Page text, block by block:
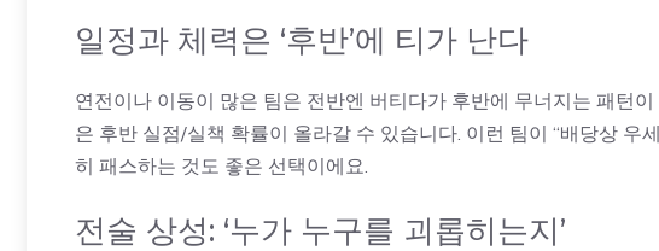
일정과 체력은 ‘후반’에 티가 난다
연전이나 이동이 많은 팀은 전반엔 버티다가 후반에 무너지는 패턴
은 후반 실점/실책 확률이 올라갈 수 있습니다. 이런 팀이 “배당상 우
히 패스하는 것도 좋은 선택이에요.
전술 상성: ‘누가 누구를 괴롭히는지’